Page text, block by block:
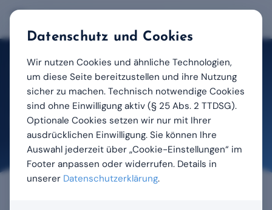
Start / Hilfe-Center / Dokumente hochladen
Für Flugschüler
Dokumente hochladen
Zuletzt aktualisiert: 14.04.2026
Datenschutz und Cookies
Wir nutzen Cookies und ähnliche Technologien,
um diese Seite bereitzustellen und ihre Nutzung
sicher zu machen. Technisch notwendige Cookies
sind ohne Einwilligung aktiv (§ 25 Abs. 2 TTDSG).
Optionale Cookies setzen wir nur mit Ihrer
ausdrücklichen Einwilligung. Sie können Ihre
Auswahl jederzeit über „Cookie-Einstellungen“ im
Footer anpassen oder widerrufen. Details in
unserer Datenschutzerklärung.